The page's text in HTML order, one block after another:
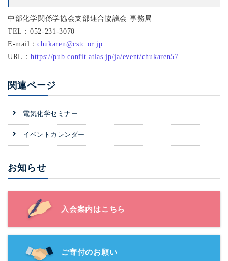
中部化学関係学協会支部連合協議会 事務局
TEL：052-231-3070
E-mail： chukaren@cstc.or.jp
URL： https://pub.confit.atlas.jp/ja/event/chukaren57
関連ページ
電気化学セミナー
イベントカレンダー
お知らせ
入会案内はこちら
ご寄付のお願い